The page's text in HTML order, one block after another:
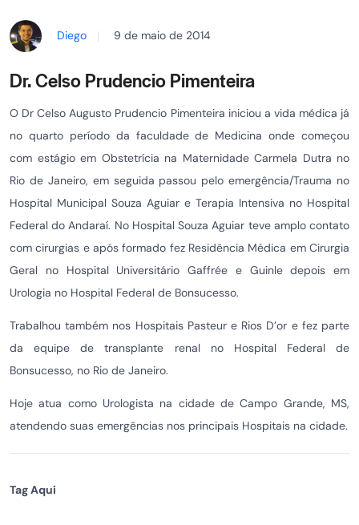
Diego 9 de maio de 2014
Dr. Celso Prudencio Pimenteira
O Dr Celso Augusto Prudencio Pimenteira iniciou a vida médica já
no quarto período da faculdade de Medicina onde começou
com estágio em Obstetrícia na Maternidade Carmela Dutra no
Rio de Janeiro, em seguida passou pelo emergência/Trauma no
Hospital Municipal Souza Aguiar e Terapia Intensiva no Hospital
Federal do Andaraí. No Hospital Souza Aguiar teve amplo contato
com cirurgias e após formado fez Residência Médica em Cirurgia
Geral no Hospital Universitário Gaffrée e Guinle depois em
Urologia no Hospital Federal de Bonsucesso.
Trabalhou também nos Hospitais Pasteur e Rios D’or e fez parte
da equipe de transplante renal no Hospital Federal de
Bonsucesso, no Rio de Janeiro.
Hoje atua como Urologista na cidade de Campo Grande, MS,
atendendo suas emergências nos principais Hospitais na cidade.
Tag Aqui